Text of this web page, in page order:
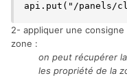
api.put("/panels/
2- appliquer une
zone :
on peut récupérer
les propriété de la